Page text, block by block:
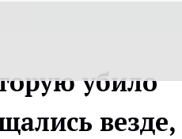
убило